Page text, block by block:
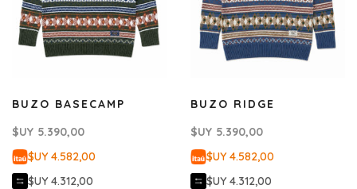
BUZO BASECAMP
$UY 5.390,00
$UY 4.582,00
$UY 4.312,00
BUZO RIDGE
$UY 5.390,00
$UY 4.582,00
$UY 4.312,00